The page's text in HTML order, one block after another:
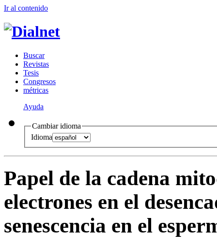
Ir al contenido
Buscar
Revistas
Tesis
Congresos
métricas
Ayuda
Cambiar idioma
Idioma
Papel de la cadena
electrones en el
senescencia en el